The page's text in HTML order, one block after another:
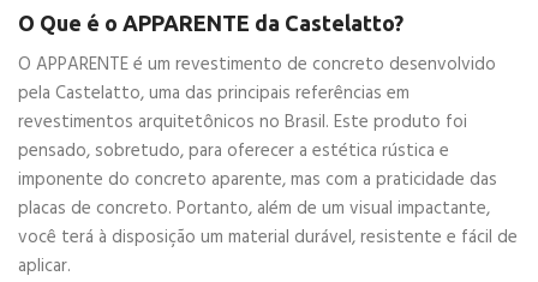
O Que é o APPARENTE da Castelatto?
O APPARENTE é um revestimento de concreto desenvolvido
pela Castelatto, uma das principais referências em
revestimentos arquitetônicos no Brasil. Este produto foi
pensado, sobretudo, para oferecer a estética rústica e
imponente do concreto aparente, mas com a praticidade das
placas de concreto. Portanto, além de um visual impactante,
você terá à disposição um material durável, resistente e fácil de
aplicar.